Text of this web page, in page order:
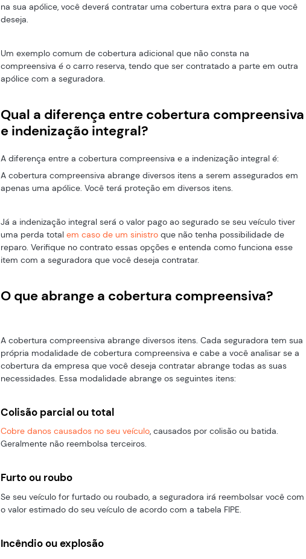
na sua apólice, você deverá contratar uma cobertura extra para o que você
deseja.
Um exemplo comum de cobertura adicional que não consta na
compreensiva é o carro reserva, tendo que ser contratado a parte em outra
apólice com a seguradora.
Qual a diferença entre cobertura compreensiva
e indenização integral?
A diferença entre a cobertura compreensiva e a indenização integral é:
A cobertura compreensiva abrange diversos itens a serem assegurados em
apenas uma apólice. Você terá proteção em diversos itens.
Já a indenização integral será o valor pago ao segurado se seu veículo tiver
uma perda totalem caso de um sinistro que não tenha possibilidade de
reparo. Verifique no contrato essas opções e entenda como funciona esse
item com a seguradora que você deseja contratar.
O que abrange a cobertura compreensiva?
A cobertura compreensiva abrange diversos itens. Cada seguradora tem sua
própria modalidade de cobertura compreensiva e cabe a você analisar se a
cobertura da empresa que você deseja contratar abrange todas as suas
necessidades. Essa modalidade abrange os seguintes itens:
Colisão parcial ou total
Cobre danos causados no seu veículo, causados por colisão ou batida.
Geralmente não reembolsa terceiros.
Furto ou roubo
Se seu veículo for furtado ou roubado, a seguradora irá reembolsar você com
o valor estimado do seu veículo de acordo com a tabela FIPE.
Incêndio ou explosão